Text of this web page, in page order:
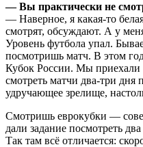
— Вы практически не
— Наверное, я какая-то
смотрят, обсуждают. А у
Уровень футбола упал.
посмотришь матч. В этом
Кубок России. Мы приехали
смотреть матчи два-три дня
удручающее зрелище,
Смотришь еврокубки —
дали задание посмотреть
Так там всё отличается: